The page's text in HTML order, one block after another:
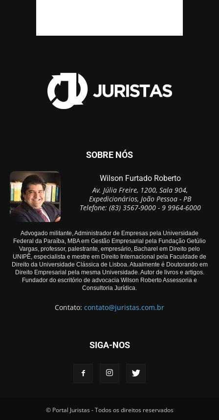
SOBRE NÓS
Wilson Furtado Roberto
Av. Júlia Freire, 1200, Sala 904,
Expedicionários, João Pessoa - PB
Telefone: (83) 3567-9000 - 9 9964-6000
Advogado militante, Administrador de Empresas pela Universidade
Federal da Paraíba, MBA em Gestão Empresarial pela Fundação Getúlio
Vargas, professor, palestrante, empresário, Bacharel em Direito pelo
UNIPÊ, especialista e mestre em Direito Internacional pela Faculdade de
Direito da Universidade Clássica de Lisboa. Atualmente é Doutorando em
Direito Empresarial pela mesma Universidade. Autor de livros e artigos.
Fundador do escritório de advocacia Wilson Roberto Assessoria e
Consultoria Jurídica.
Contato: contato@juristas.com.br
SIGA-NOS
© Portal Juristas - Todos os direitos reservados